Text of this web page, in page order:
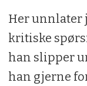
Her unnlater
kritiske
han slipper
han gjerne